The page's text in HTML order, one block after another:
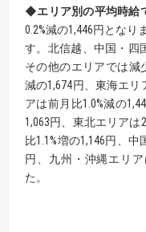
◆エリア別の平均時給
0.2%減の1,446円とな
す。北信越、中国・四
その他のエリアでは減
減の1,674円、東海エリ
アは前月比1.0%減の
1,063円、東北エリアは
比1.1%増の1,146円、
円、九州・沖縄エリア
た。